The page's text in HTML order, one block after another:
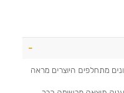
מתחלפים היוצרים מראה